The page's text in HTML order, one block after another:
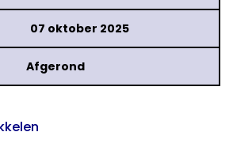
07 oktober 2025
Afgerond